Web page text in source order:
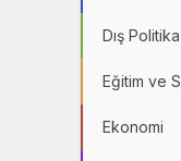
Dış Politika
Eğitim ve
Ekonomi